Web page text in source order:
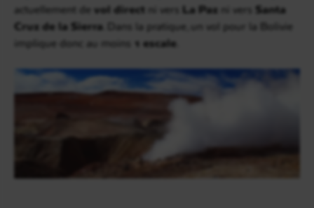
actuellement de vol direct ni vers La Paz ni vers Santa
Cruz de la Sierra . Dans la pratique, un vol pour la Bolivie
implique donc au moins
1 escale